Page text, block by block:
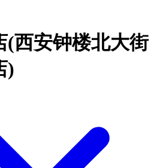
(西安钟楼北大街
)